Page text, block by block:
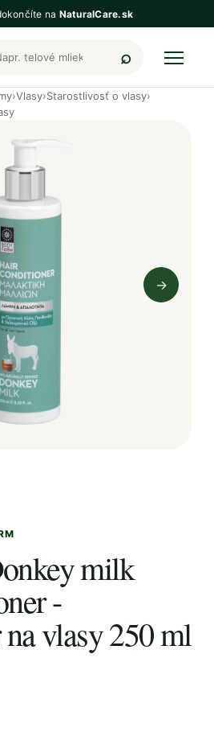
na NaturalCare.sk
BodyFarm
›Vlasy›Starostlivosť o vlasy›
→
milk
-
vlasy 250 ml